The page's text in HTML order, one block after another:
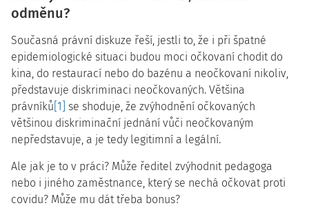
odměnu?
Současná právní diskuze řeší, jestli to, že i při špatné
epidemiologické situaci budou moci očkovaní chodit do
kina, do restaurací nebo do bazénu a neočkovaní nikoliv,
představuje diskriminaci neočkovaných. Většina
právníků [1] se shoduje, že zvýhodnění očkovaných
většinou diskriminační jednání vůči neočkovaným
nepředstavuje, a je tedy legitimní a legální.
Ale jak je to v práci? Může ředitel zvýhodnit pedagoga
nebo i jiného zaměstnance, který se nechá očkovat proti
covidu? Může mu dát třeba bonus?